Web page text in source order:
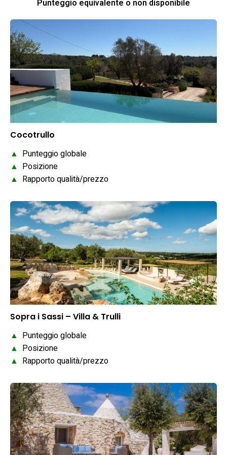
Punteggio equivalente o non disponibile
Cocotrullo
▲ Punteggio globale
▲ Posizione
▲ Rapporto qualità/prezzo
Sopra i Sassi – Villa & Trulli
▲ Punteggio globale
▲ Posizione
▲ Rapporto qualità/prezzo